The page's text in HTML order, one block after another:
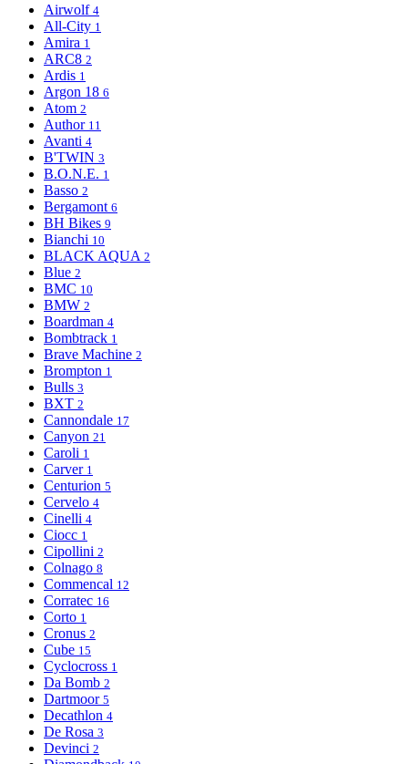
Airwolf 4
All-City 1
Amira 1
ARC8 2
Ardis 1
Argon 18 6
Atom 2
Author 11
Avanti 4
B'TWIN 3
B.O.N.E. 1
Basso 2
Bergamont 6
BH Bikes 9
Bianchi 10
BLACK AQUA 2
Blue 2
BMC 10
BMW 2
Boardman 4
Bombtrack 1
Brave Machine 2
Brompton 1
Bulls 3
BXT 2
Cannondale 17
Canyon 21
Caroli 1
Carver 1
Centurion 5
Cervelo 4
Cinelli 4
Ciocc 1
Cipollini 2
Colnago 8
Commencal 12
Corratec 16
Corto 1
Cronus 2
Cube 15
Cyclocross 1
Da Bomb 2
Dartmoor 5
Decathlon 4
De Rosa 3
Devinci 2